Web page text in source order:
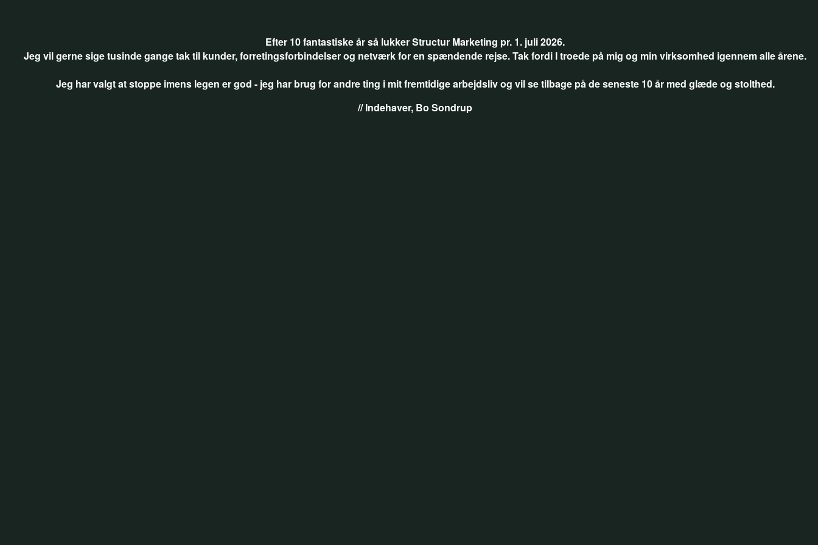
Efter 10 fantastiske år så lukker Structur Marketing pr. 1. juli 2026.
Jeg vil gerne sige tusinde gange tak til kunder, forretingsforbindelser og netværk for en spændende rejse. Tak fordi I troede på mig og min virksomhed igennem alle årene.
Jeg har valgt at stoppe imens legen er god - jeg har brug for andre ting i mit fremtidige arbejdsliv og vil se tilbage på de seneste 10 år med glæde og stolthed.
// Indehaver, Bo Sondrup